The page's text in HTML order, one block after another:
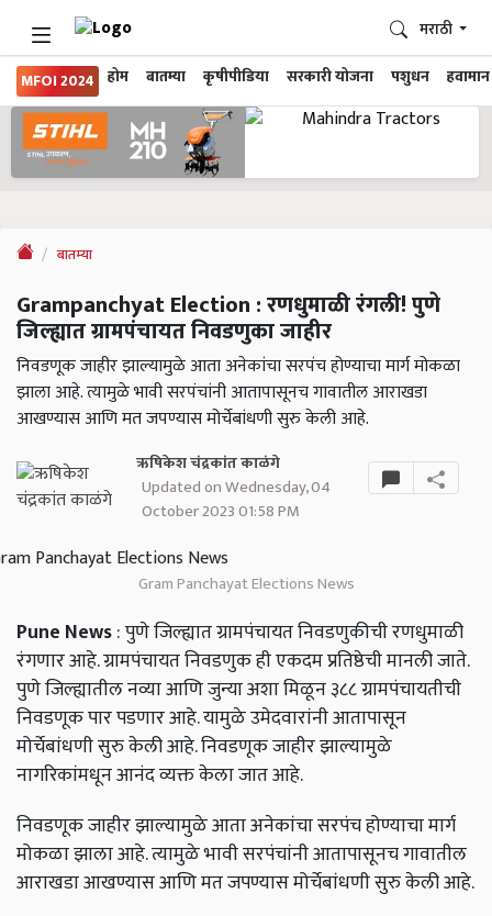
MFOI 2024 होम बातम्या कृषीपीडिया सरकारी योजना पशुधन हवामान
मराठी
बातम्या
Grampanchyat Election : रणधुमाळी रंगली! पुणे
जिल्ह्यात ग्रामपंचायत निवडणुका जाहीर
निवडणूक जाहीर झाल्यामुळे आता अनेकांचा सरपंच होण्याचा मार्ग मोकळा
झाला आहे. त्यामुळे भावी सरपंचांनी आतापासूनच गावातील आराखडा
आखण्यास आणि मत जपण्यास मोर्चेबांधणी सुरु केली आहे.
ऋषिकेश चंद्रकांत काळंगे
Updated on Wednesday, 04
October 2023 01:58 PM
Gram Panchayat Elections News
Pune News: पुणे जिल्ह्यात ग्रामपंचायत निवडणुकीची रणधुमाळी
रंगणार आहे. ग्रामपंचायत निवडणुक ही एकदम प्रतिष्ठेची मानली जाते.
पुणे जिल्ह्यातील नव्या आणि जुन्या अशा मिळून ३८८ ग्रामपंचायतीची
निवडणूक पार पडणार आहे. यामुळे उमेदवारांनी आतापासून
मोर्चेबांधणी सुरु केली आहे. निवडणूक जाहीर झाल्यामुळे
नागरिकांमधून आनंद व्यक्त केला जात आहे.
निवडणूक जाहीर झाल्यामुळे आता अनेकांचा सरपंच होण्याचा मार्ग
मोकळा झाला आहे. त्यामुळे भावी सरपंचांनी आतापासूनच गावातील
आराखडा आखण्यास आणि मत जपण्यास मोर्चेबांधणी सुरु केली आहे.